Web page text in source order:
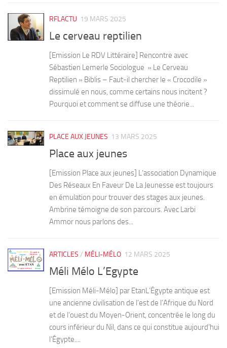
RFLACTU 19 MARS 2025
Le cerveau reptilien
[Emission Le RDV Littéraire] Rencontre avec
Sébastien Lemerle Sociologue » Le Cerveau
Reptilien » Biblis – Faut-il chercher le « Crocodile »
dissimulé en nous, comme certains nous incitent ?
Pourquoi et comment se diffuse une théorie...
PLACE AUX JEUNES 13 MARS 2025
Place aux jeunes
[Emission Place aux jeunes] L’association Dynamique
Des Réseaux En Faveur De La Jeunesse est toujours
en émulation pour trouver des stages aux jeunes.
Ambrine témoigne de son parcours. Avec Larbi
Ammor nous parlons des...
ARTICLES / MÉLI-MÉLO 12 MARS 2025
Méli Mélo L’Egypte
[Emission Méli-Mélo] par EtanL’Égypte antique est
une ancienne civilisation de l’est de l’Afrique du Nord
et de l’ouest du Moyen-Orient, concentrée le long du
cours inférieur du Nil, dans ce qui constitue aujourd’hui
l’Égypte....